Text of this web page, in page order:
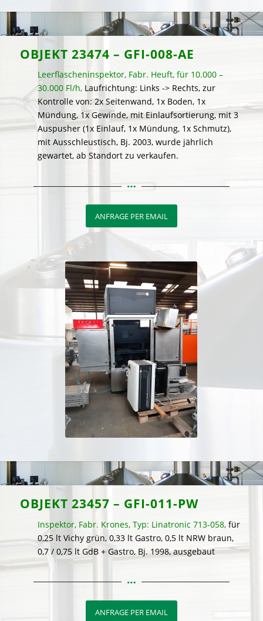
OBJEKT 23474 – GFI-008-AE
Leerflascheninspektor, Fabr. Heuft, für 10.000 –
30.000 Fl/h,Laufrichtung: Links -> Rechts, zur
Kontrolle von: 2x Seitenwand, 1x Boden, 1x
Mündung, 1x Gewinde, mit Einlaufsortierung, mit 3
Auspusher (1x Einlauf, 1x Mündung, 1x Schmutz),
mit Ausschleustisch, Bj. 2003, wurde jährlich
gewartet, ab Standort zu verkaufen.
ANFRAGE PER EMAIL
OBJEKT 23457 – GFI-011-PW
Inspektor, Fabr. Krones, Typ: Linatronic 713-058,für
0,25 lt Vichy grün, 0,33 lt Gastro, 0,5 lt NRW braun,
0,7 / 0,75 lt GdB + Gastro, Bj. 1998, ausgebaut
ANFRAGE PER EMAIL